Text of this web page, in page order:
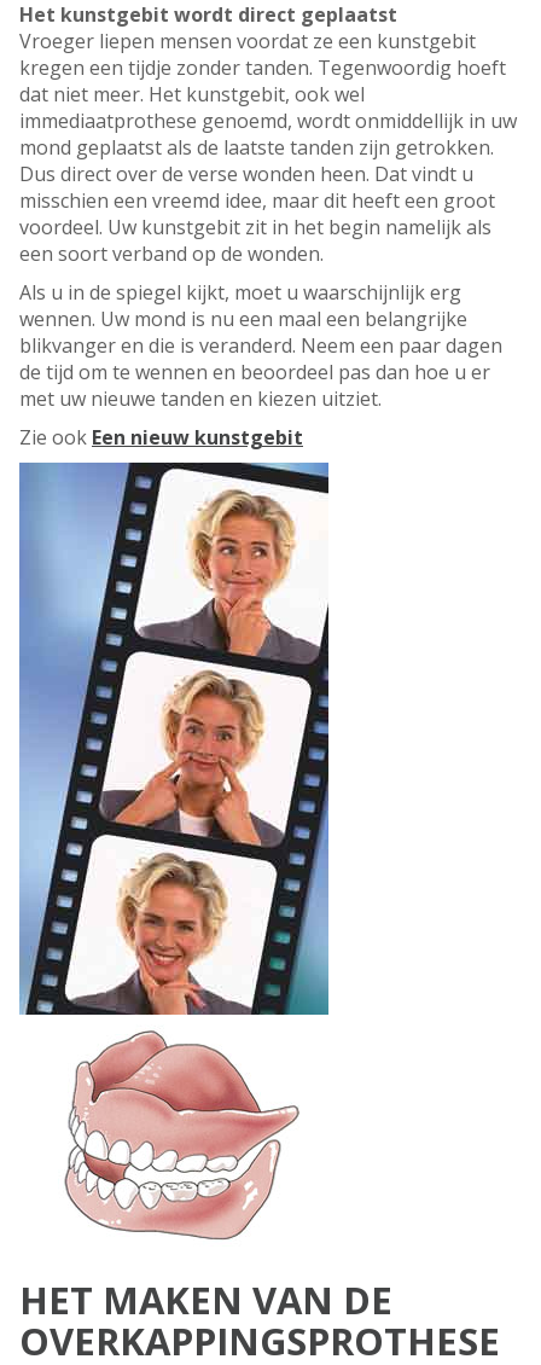
Het kunstgebit wordt direct geplaatst
Vroeger liepen mensen voordat ze een kunstgebit
kregen een tijdje zonder tanden. Tegenwoordig hoeft
dat niet meer. Het kunstgebit, ook wel
immediaatprothese genoemd, wordt onmiddellijk in uw
mond geplaatst als de laatste tanden zijn getrokken.
Dus direct over de verse wonden heen. Dat vindt u
misschien een vreemd idee, maar dit heeft een groot
voordeel. Uw kunstgebit zit in het begin namelijk als
een soort verband op de wonden.
Als u in de spiegel kijkt, moet u waarschijnlijk erg
wennen. Uw mond is nu een maal een belangrijke
blikvanger en die is veranderd. Neem een paar dagen
de tijd om te wennen en beoordeel pas dan hoe u er
met uw nieuwe tanden en kiezen uitziet.
Zie ook Een nieuw kunstgebit
HET MAKEN VAN DE
OVERKAPPINGSPROTHESE